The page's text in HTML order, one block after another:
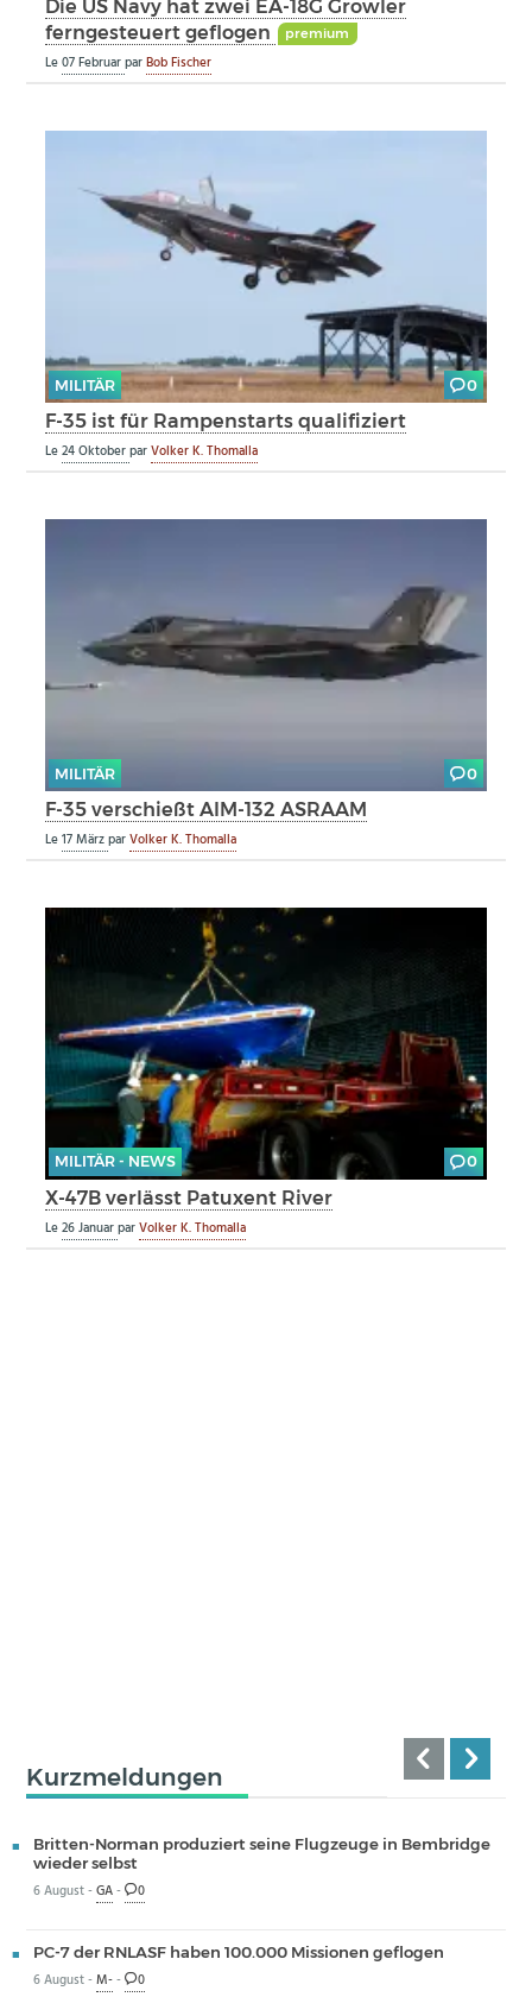
Die US Navy hat zwei EA-18G Growler
ferngesteuert geflogen
premium
Le07 FebruarparBob Fischer
MILITÄR 0
F-35 ist für Rampenstarts qualifiziert
Le24 OktoberparVolker K. Thomalla
MILITÄR 0
F-35 verschießt AIM-132 ASRAAM
Le17 MärzparVolker K. Thomalla
MILITÄR - NEWS 0
X-47B verlässt Patuxent River
Le26 JanuarparVolker K. Thomalla
Kurzmeldungen
Britten-Norman produziert seine Flugzeuge in Bembridge
wieder selbst
6 August -GA- 0
PC-7 der RNLASF haben 100.000 Missionen geflogen
6 August -M-- 0